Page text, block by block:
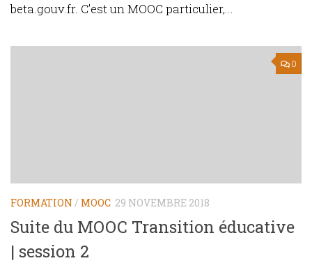
beta.gouv.fr. C’est un MOOC particulier,...
0
FORMATION / MOOC 29 NOVEMBRE 2018
Suite du MOOC Transition éducative
| session 2